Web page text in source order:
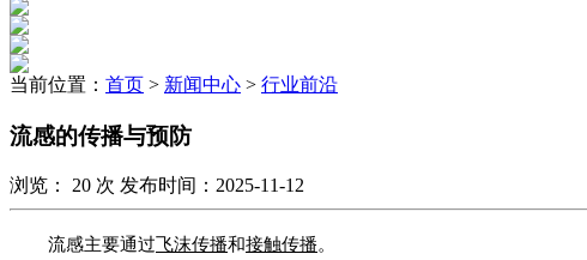
当前位置： 首页 > 新闻中心 > 行业前沿
流感的传播与预防
浏览： 20 次 发布时间：2025-11-12
流感主要通过飞沫传播和接触传播。